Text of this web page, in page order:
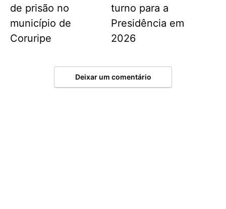
de prisão no
município de
Coruripe
turno para a
Presidência em
2026
Deixar um comentário